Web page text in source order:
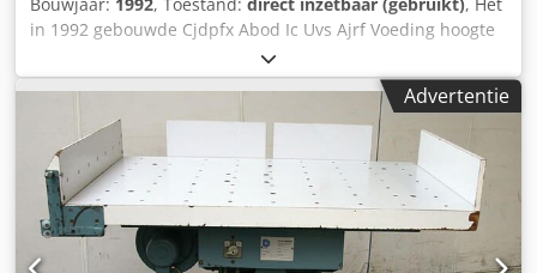
Bouwjaar: 1992, Toestand: direct inzetbaar (gebruikt), Het
in 1992 gebouwde Cjdpfx Abod Ic Uvs Ajrf Voeding hoogte
max 185 mm Maat max 1.050 x 1.450 mm Uitrusting • vaste
gauge achteraan • kant meter aan de linkerkant of aan de
rechterkant • lucht jets in tabel • lucht-verwijderen roller
Advertentie